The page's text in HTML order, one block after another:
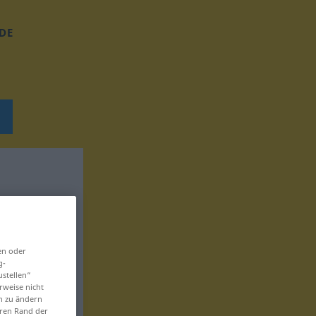
DE
oder
nicht
zu ändern
Rand der